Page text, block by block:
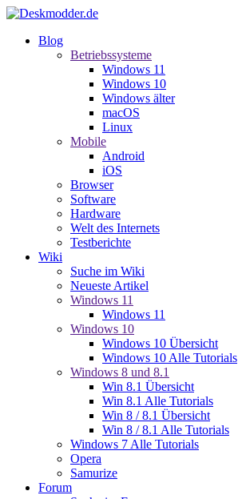
Blog
Betriebssysteme
Windows 11
Windows 10
Windows älter
macOS
Linux
Mobile
Android
iOS
Browser
Software
Hardware
Welt des Internets
Testberichte
Wiki
Suche im Wiki
Neueste Artikel
Windows 11
Windows 11
Windows 10
Windows 10 Übersicht
Windows 10 Alle Tutorials
Windows 8 und 8.1
Win 8.1 Übersicht
Win 8.1 Alle Tutorials
Win 8 / 8.1 Übersicht
Win 8 / 8.1 Alle Tutorials
Windows 7 Alle Tutorials
Opera
Samurize
Forum